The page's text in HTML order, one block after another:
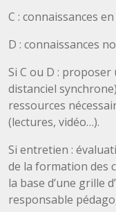
C : connaissances
D : connaissances
Si C ou D :
distanciel
ressources
(lectures, vidéo…).
Si entretien :
de la formation des
la base d’une grille
responsable